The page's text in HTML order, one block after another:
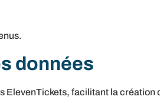
données
ElevenTickets, facilitant la création